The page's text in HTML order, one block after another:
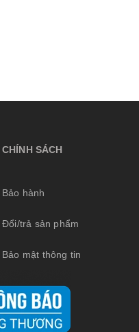
CHÍNH SÁCH
Bảo hành
Đổi/trả sản phẩm
Bảo mật thông tin